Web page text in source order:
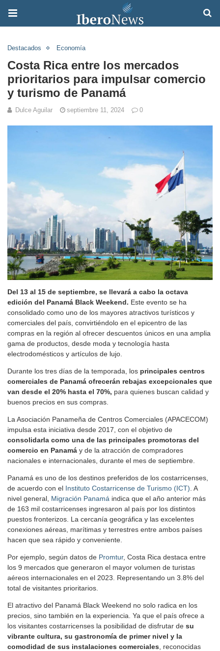
Destacados Economía
Costa Rica entre los mercados
prioritarios para impulsar comercio
y turismo de Panamá
Dulce Aguilar septiembre 11, 2024 0
Del 13 al 15 de septiembre, se llevará a cabo la octava
edición del Panamá Black Weekend. Este evento se ha
consolidado como uno de los mayores atractivos turísticos y
comerciales del país, convirtiéndolo en el epicentro de las
compras en la región al ofrecer descuentos únicos en una amplia
gama de productos, desde moda y tecnología hasta
electrodomésticos y artículos de lujo.
Durante los tres días de la temporada, los principales centros
comerciales de Panamá ofrecerán rebajas excepcionales que
van desde el 20% hasta el 70%, para quienes buscan calidad y
buenos precios en sus compras.
La Asociación Panameña de Centros Comerciales (APACECOM)
impulsa esta iniciativa desde 2017, con el objetivo de
consolidarla como una de las principales promotoras del
comercio en Panamá y de la atracción de compradores
nacionales e internacionales, durante el mes de septiembre.
Panamá es uno de los destinos preferidos de los costarricenses,
de acuerdo con el Instituto Costarricense de Turismo (ICT) . A
nivel general, Migración Panamá indica que el año anterior más
de 163 mil costarricenses ingresaron al país por los distintos
puestos fronterizos. La cercanía geográfica y las excelentes
conexiones aéreas, marítimas y terrestres entre ambos países
hacen que sea rápido y conveniente.
Por ejemplo, según datos de Promtur, Costa Rica destaca entre
los 9 mercados que generaron el mayor volumen de turistas
aéreos internacionales en el 2023. Representando un 3.8% del
total de visitantes prioritarios.
El atractivo del Panamá Black Weekend no solo radica en los
precios, sino también en la experiencia. Ya que el país ofrece a
los visitantes costarricenses la posibilidad de disfrutar de su
vibrante cultura, su gastronomía de primer nivel y la
comodidad de sus instalaciones comerciales , reconocidas